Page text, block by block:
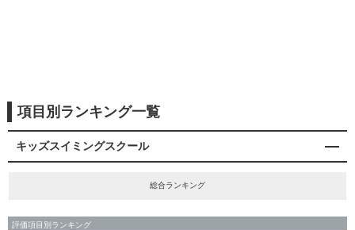
項目別ランキング一覧
キッズスイミングスクール
総合ランキング
評価項目別ランキング